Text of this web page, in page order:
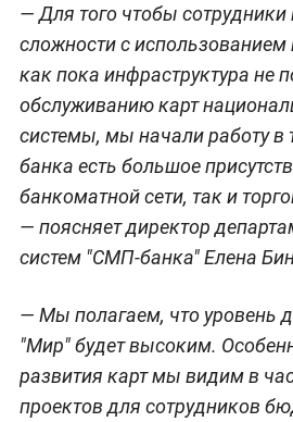
— Для того чтобы
сложности с
как пока инфраструктура не
обслуживанию карт
системы, мы начали работу в
банка есть большое
банкоматной сети, так и
— поясняет директор
систем "СМП-банка" Елена
— Мы полагаем, что уровень
"Мир" будет высоким.
развития карт мы видим в
проектов для сотрудников